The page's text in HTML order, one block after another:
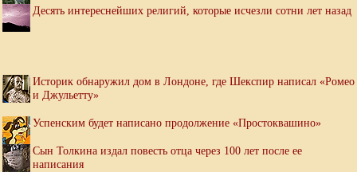
Десять интереснейших религий, которые исчезли сотни лет назад
Историк обнаружил дом в Лондоне, где Шекспир написал «Ромео
и Джульетту»
Успенским будет написано продолжение «Простоквашино»
Сын Толкина издал повесть отца через 100 лет после ее
написания